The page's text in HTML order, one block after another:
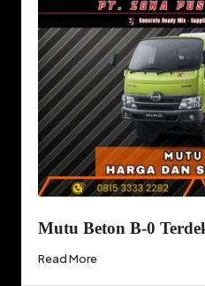
Mutu Beton B-0
Read More